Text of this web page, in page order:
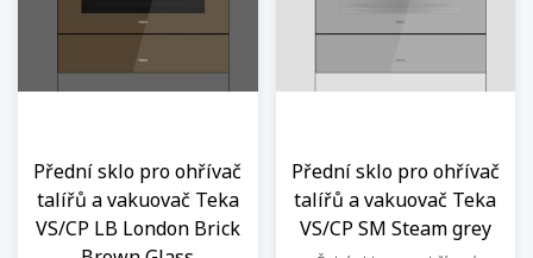
Přední sklo pro ohřívač
talířů a vakuovač Teka
VS/CP LB London Brick
Přední sklo pro ohřívač
talířů a vakuovač Teka
VS/CP SM Steam grey